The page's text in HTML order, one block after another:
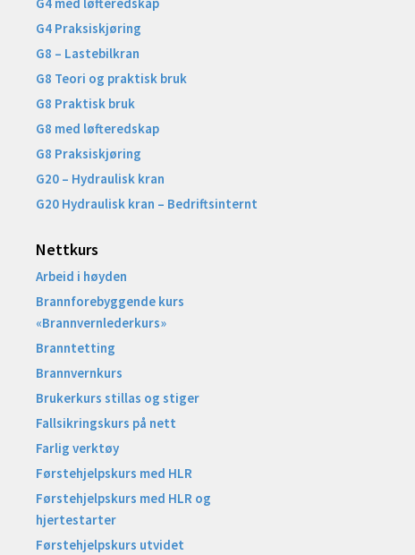
G4 Praksiskjøring
G8 – Lastebilkran
G8 Teori og praktisk bruk
G8 Praktisk bruk
G8 med løfteredskap
G8 Praksiskjøring
G20 – Hydraulisk kran
G20 Hydraulisk kran – Bedriftsinternt
Nettkurs
Arbeid i høyden
Brannforebyggende kurs
«Brannvernlederkurs»
Branntetting
Brannvernkurs
Brukerkurs stillas og stiger
Fallsikringskurs på nett
Farlig verktøy
Førstehjelpskurs med HLR
Førstehjelpskurs med HLR og
hjertestarter
Førstehjelpskurs utvidet